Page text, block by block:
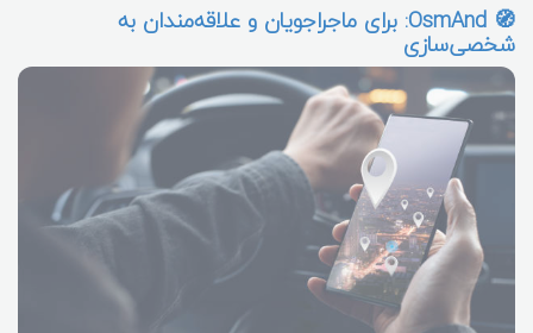
🧭 OsmAnd: برای ماجراجویان و علاقه‌مندان به
شخصی‌سازی